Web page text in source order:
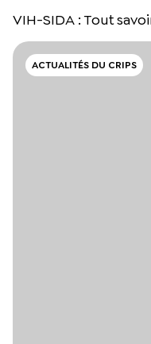
VIH-SIDA : Tout
ACTUALITÉS DU CRIPS